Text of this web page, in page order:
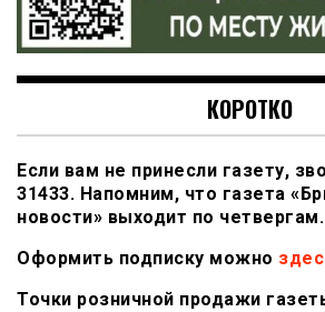
КОРОТКО
Если вам не принесли газету,
31433. Напомним, что газета
новости» выходит по четвергам.
Оформить подписку можно
Точки розничной продажи